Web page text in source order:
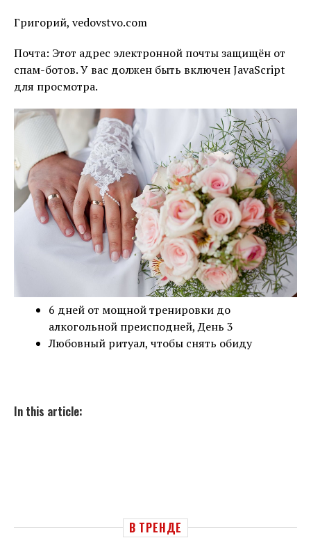
Григорий, vedovstvo.com
Почта: Этот адрес электронной почты защищён от
спам-ботов. У вас должен быть включен JavaScript
для просмотра.
6 дней от мощной тренировки до
алкогольной преисподней, День 3
Любовный ритуал, чтобы снять обиду
In this article:
В ТРЕНДЕ